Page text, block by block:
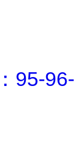
95-96-